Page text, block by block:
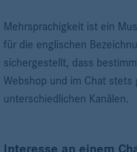
Mehrsprachigkeit ist ein
für die englischen
sichergestellt, dass
Webshop und im Chat
unterschiedlichen Kanälen.
Interesse an einem